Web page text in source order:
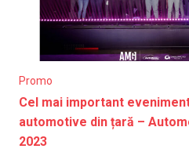
Promo
Cel mai important
automotive din țară –
2023